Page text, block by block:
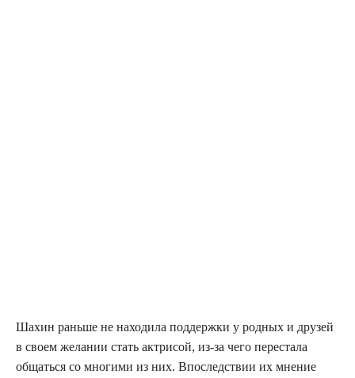
Шахин рань­ше не нахо­ди­ла под­держ­ки у род­ных и дру­зей
в сво­ем жела­нии стать актри­сой, из-за чего пере­ста­ла
общать­ся со мно­ги­ми из них. Впо­след­ствии их мне­ние